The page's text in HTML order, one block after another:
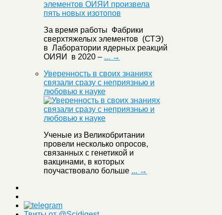
За время работы Фабрики
сверхтяжелых элементов (СТЭ)
в Лаборатории ядерных реакций
ОИЯИ в 2020 – ... →
Уверенность в своих знаниях
связали сразу с неприязнью и
любовью к науке
Ученые из Великобритании
провели несколько опросов,
связанных с генетикой и
вакцинами, в которых
поучаствовало больше ... →